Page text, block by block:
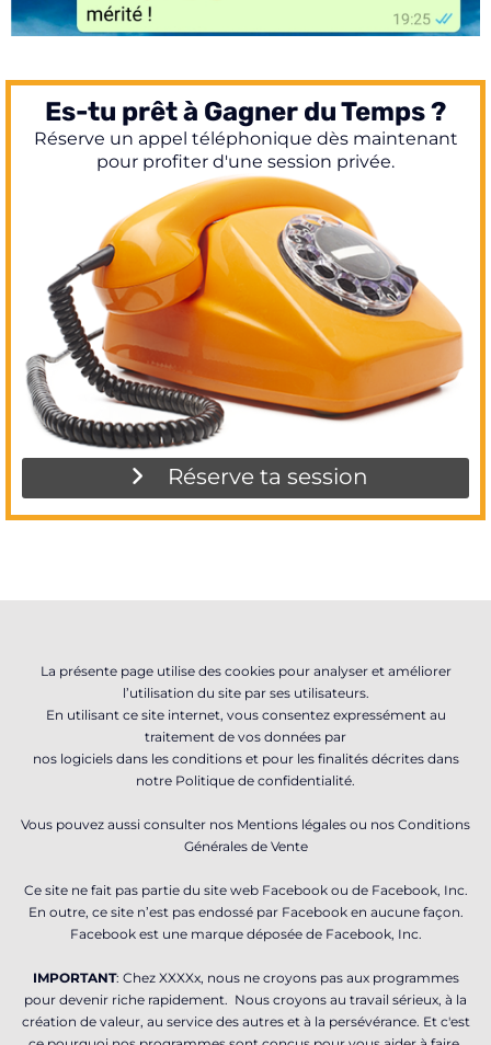
Es-tu prêt à Gagner du Temps ?
Réserve un appel téléphonique dès maintenant
pour profiter d'une session privée.
Réserve ta session
La présente page utilise des cookies pour analyser et améliorer
l’utilisation du site par ses utilisateurs.
En utilisant ce site internet, vous consentez expressément au
traitement de vos données par
nos logiciels dans les conditions et pour les finalités décrites dans
notre Politique de confidentialité.
Vous pouvez aussi consulter nos Mentions légales ou nos Conditions
Générales de Vente
Ce site ne fait pas partie du site web Facebook ou de Facebook, Inc.
En outre, ce site n’est pas endossé par Facebook en aucune façon.
Facebook est une marque déposée de Facebook, Inc.
IMPORTANT: Chez XXXXx, nous ne croyons pas aux programmes
pour devenir riche rapidement. Nous croyons au travail sérieux, à la
création de valeur, au service des autres et à la persévérance. Et c'est